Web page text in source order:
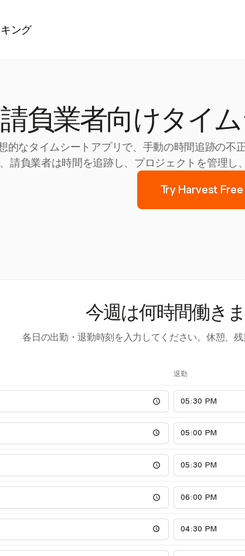
ング
請負業者向けタイ
的なタイムシートアプリで、手動の時間追跡の
請負業者は時間を追跡し、プロジェクトを管理し
Try Harvest Free
今週は何時間働き
各日の出勤・退勤時刻を入力してください。休憩、残
退勤